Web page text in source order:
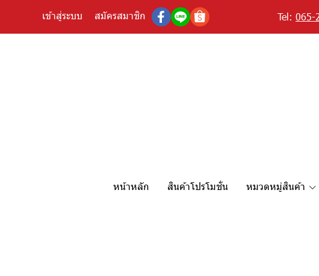
เข้าสู่ระบบ สมัครสมาชิก Tel: 065-
หน้าหลัก สินค้าโปรโมชั่น หมวดหมู่สินค้า